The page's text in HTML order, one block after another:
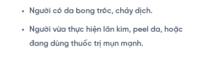
Người có da bong tróc, chảy dịch.
Người vừa thực hiện lăn kim, peel da, hoặc
đang dùng thuốc trị mụn mạnh.